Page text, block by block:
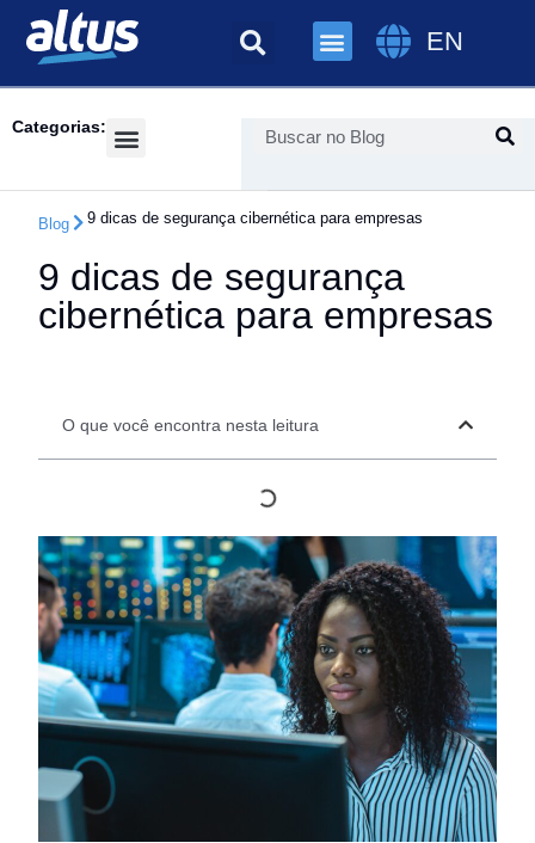
EN
Categorias:
Blog 9 dicas de segurança cibernética para empresas
9 dicas de segurança
cibernética para empresas
O que você encontra nesta leitura